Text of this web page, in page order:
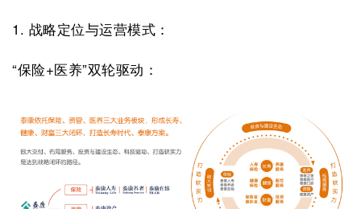
1. 战略定位与运营模式：
“保险+医养”双轮驱动：